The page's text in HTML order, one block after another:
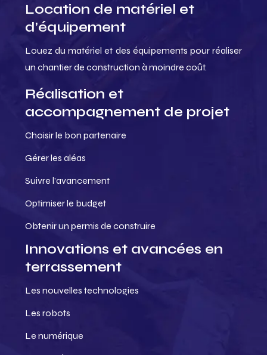
Location de matériel et
d’équipement
Louez du matériel et des équipements pour réaliser
un chantier de construction à moindre coût.
Réalisation et
accompagnement de projet
Choisir le bon partenaire
Gérer les aléas
Suivre l’avancement
Optimiser le budget
Obtenir un permis de construire
Innovations et avancées en
terrassement
Les nouvelles technologies
Les robots
Le numérique